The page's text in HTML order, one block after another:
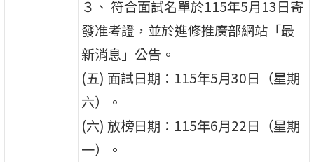
３、 符合面試名單於115年5月13日寄
發准考證，並於進修推廣部網站「最
新消息」公告。
(五) 面試日期：115年5月30日（星期
六）。
(六) 放榜日期：115年6月22日（星期
一）。